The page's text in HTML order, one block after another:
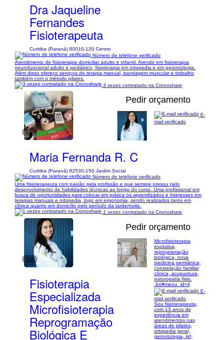
Dra Jaqueline
Fernandes
Fisioterapeuta
Curitiba (Paraná) 80010-120 Centro
Número de telefone verificado
Atendimento de fisioterapia domiciliar adulto e infantil. Atendo em fisioterapia
neurofuncional adulto e pediátrico, fisioterapia em ortopedia e em gerontologia.
Além disso ofereço serviços de terapia manual, bandagem muscular e trabalho
também com o método pilates.
3 vezes contratado na Cronoshare
1/1
Pedir orçamento
Maria Fernanda R. C
Curitiba (Paraná) 82530-150 Jardim Social
E-
mail verificado
Número de telefone verificado
Uma fisioterapeuta com paixão pela profissão e que sempre presou pelo
desenvolvimento de habilidades técnicas ao longo do curso. Uma profissional em
busca de oportunidades para colocar em prática os aprendizados e interesses em
terapias manuais e ortopedia, logo em ergonomia, sendo realizados tanto em
clínica quanto em domicílio pelo período da tarde/noite.
1 vezes contratado na Cronoshare
1/2
Pedir orçamento
Fisioterapia
Especializada
Microfisioterapia
Reprogramação
Biológica E
Microfisioterapia
evolutiva,
reprogramação
biológica, nova
medicina germânica,
constelação familiar
clínica, acupuntura,
naturopatia fisio.
.br/#menu_id=4
E-
mail verificado
Sou fisioterapeuta,
com 13 anos de
experiência em
atendimentos nas
áreas de pilates,
ortopedia geral,
gerontologia, lpf,